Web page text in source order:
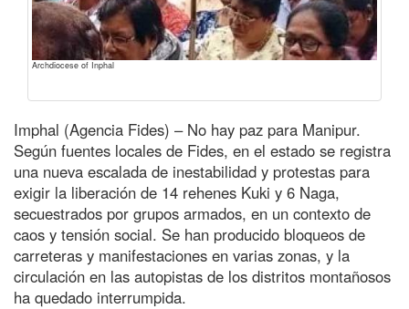
Archdiocese of Inphal
Imphal (Agencia Fides) – No hay paz para Manipur.
Según fuentes locales de Fides, en el estado se registra
una nueva escalada de inestabilidad y protestas para
exigir la liberación de 14 rehenes Kuki y 6 Naga,
secuestrados por grupos armados, en un contexto de
caos y tensión social. Se han producido bloqueos de
carreteras y manifestaciones en varias zonas, y la
circulación en las autopistas de los distritos montañosos
ha quedado interrumpida.